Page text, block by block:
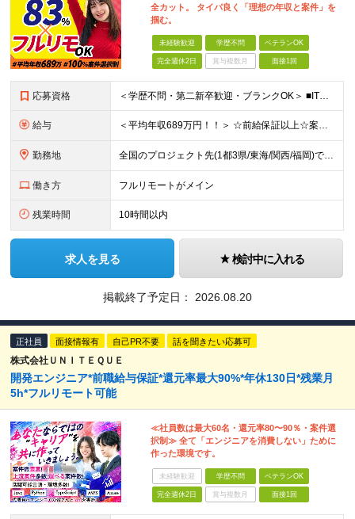
全カット。 タイパ良く「理想の年収と案件」を
掴む。
未経験歓迎 学歴不問 ベテランOK
完全週休2日 賞与複数月 面接1回
応募資格 ＜学歴不問・第二新卒歓迎・ブランクOK＞ ■ITシステム／インフラの開発・運用・保守いずれかの工程に携わった経験がある方 ┗ITエンジニアとして、1年以上活躍されている方を想定しています。 ┗分野、
給与 ＜平均年収689万円！！＞ ☆前給保証以上☆案件待機期間も給与保証あり☆ 月給40万円～120万円（固定残業代含む） ※経験や能力を考慮し決定します ※試用期間6ヶ月あり。条件や待遇に差異はありませ
勤務地 全国のプロジェクト先(1都3県/東海/関西/福岡)での勤務となります。 ★全国から参画可能な案件あり！ ★リモートワーク・リモート併用・常駐案件すべてあり！ ★転居を伴う転勤はナシ ┗1人1人の働き
働き方 フルリモートがメイン
残業時間 10時間以内
求人を見る 検討中に入れる
掲載終了予定日： 2026.08.20
正社員 面接情報有 自己PR不要 話を聞きたい応募可
株式会社ＵＮＩＴＥＱＵＥ
開発エンジニア*前職給与保証*還元率最大90%*年休130日*残業月
5h*フルリモート可能
≪社員数は最大60名・還元率80〜90％・案件選
択制≫ 全て「エンジニアを消費しない」ために
作った環境です。
未経験歓迎 学歴不問 ベテランOK
完全週休2日 賞与複数月 面接1回